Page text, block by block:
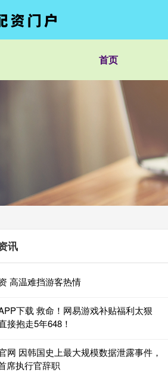
首页
讯
高温难挡游客热情
下载 救命！网易游戏补贴福利太狠
接抱走5年648！
网 因韩国史上最大规模数据泄露事件，
席执行官辞职